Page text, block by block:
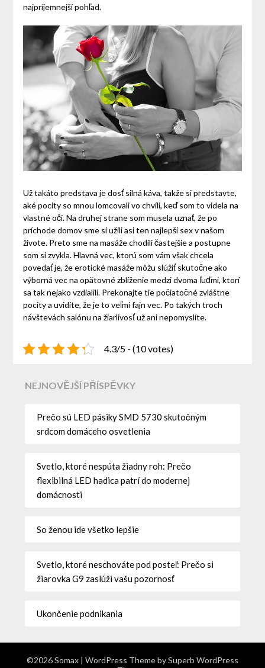
najpríjemnejší pohľad.
Už takáto predstava je dosť silná káva, takže si predstavte,
aké pocity so mnou lomcovali vo chvíli, keď som to videla na
vlastné oči. Na druhej strane som musela uznať, že po
príchode domov sme si užili asi ten najlepší sex v našom
živote. Preto sme na masáže chodili častejšie a postupne
som si zvykla. Hlavná vec, ktorú som vám však chcela
povedať je, že erotické masáže môžu slúžiť skutočne ako
výborná vec na opätovné zblíženie medzi dvoma ľuďmi, ktorí
sa tak nejako vzdialili. Prekonajte tie počiatočné zvláštne
pocity a uvidíte, že je to veľmi fajn vec. Po takých troch
návštevách salónu na žiarlivosť už ani nepomyslíte.
4.3/5 - (10 votes)
NEJNOVĚJŠÍ PŘÍSPĚVKY
Prečo sú LED pásiky SMD 5730 skutočným
srdcom domáceho osvetlenia
Svetlo, ktoré nespúta žiadny roh: Prečo
flexibilná LED hadica patrí do modernej
domácnosti
So ženou ide všetko lepšie
Svetlo, ktoré neschováte pod posteľ: Prečo si
žiarovka G9 zaslúži vašu pozornosť
Ukončenie podnikania
©2026 Somax | WordPress Theme bySuperb WordPress